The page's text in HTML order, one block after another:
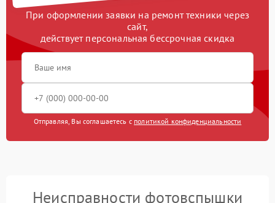
При оформлении заявки на ремонт техники через
сайт,
действует персональная бессрочная скидка
Отправляя, Вы соглашаетесь с политикой конфиденциальности
Неисправности фотовспышки